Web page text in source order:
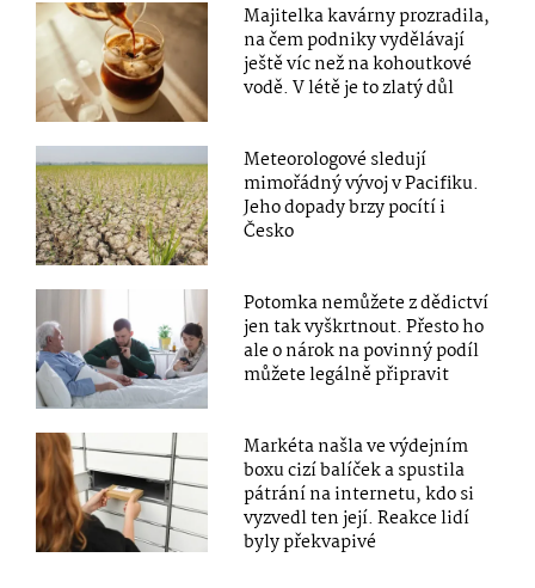
Majitelka kavárny prozradila,
na čem podniky vydělávají
ještě víc než na kohoutkové
vodě. V létě je to zlatý důl
Meteorologové sledují
mimořádný vývoj v Pacifiku.
Jeho dopady brzy pocítí i
Česko
Potomka nemůžete z dědictví
jen tak vyškrtnout. Přesto ho
ale o nárok na povinný podíl
můžete legálně připravit
Markéta našla ve výdejním
boxu cizí balíček a spustila
pátrání na internetu, kdo si
vyzvedl ten její. Reakce lidí
byly překvapivé